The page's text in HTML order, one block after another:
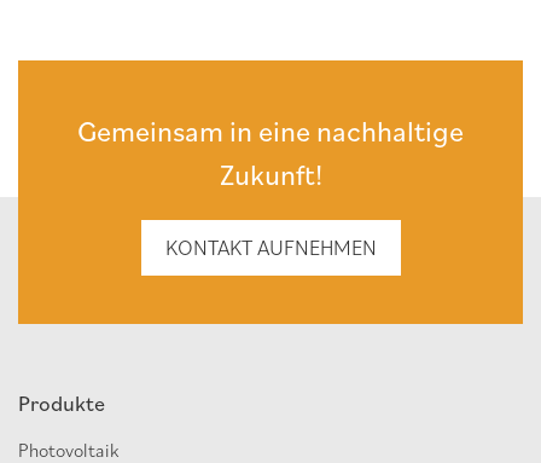
Gemeinsam in eine nachhaltige
Zukunft!
KONTAKT AUFNEHMEN
Produkte
Photovoltaik